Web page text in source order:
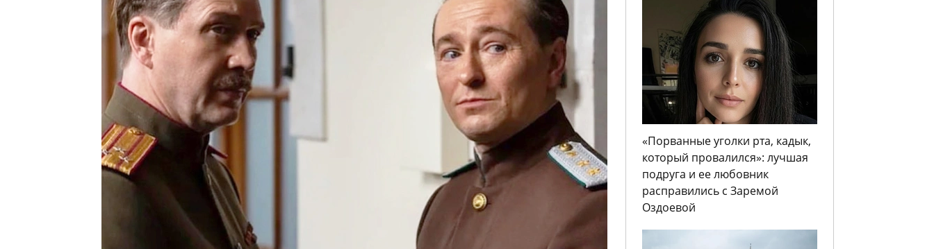
«Порванные уголки рта, кадык,
который провалился»: лучшая
подруга и ее любовник
расправились с Заремой
Оздоевой